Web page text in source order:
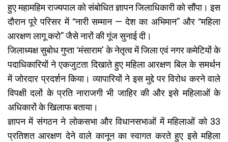
हुए महामहिम राज्यपाल को संबोधित ज्ञापन जिलाधिकारी को सौंपा। इस
दौरान पूरे परिसर में “नारी सम्मान — देश का अभिमान” और “महिला
आरक्षण लागू करो” जैसे नारों की गूंज सुनाई दी।
जिलाध्यक्ष सुबोध गुप्ता ‘मंसाराम’ के नेतृत्व में जिला एवं नगर कमेटियों के
पदाधिकारियों ने एकजुटता दिखाते हुए महिला आरक्षण बिल के समर्थन
में जोरदार प्रदर्शन किया। व्यापारियों ने इस मुद्दे पर विरोध करने वाले
विपक्षी दलों के प्रति नाराजगी भी जाहिर की और इसे महिलाओं के
अधिकारों के खिलाफ बताया।
ज्ञापन में संगठन ने लोकसभा और विधानसभाओं में महिलाओं को 33
प्रतिशत आरक्षण देने वाले कानून का स्वागत करते हुए इसे महिला